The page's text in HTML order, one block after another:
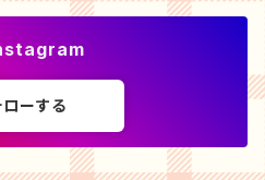
ローする